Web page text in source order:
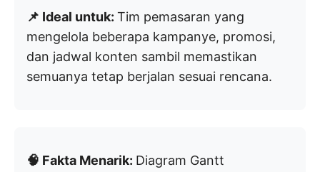
📌 Ideal untuk: Tim pemasaran yang
mengelola beberapa kampanye, promosi,
dan jadwal konten sambil memastikan
semuanya tetap berjalan sesuai rencana.
🧠 Fakta Menarik: Diagram Gantt